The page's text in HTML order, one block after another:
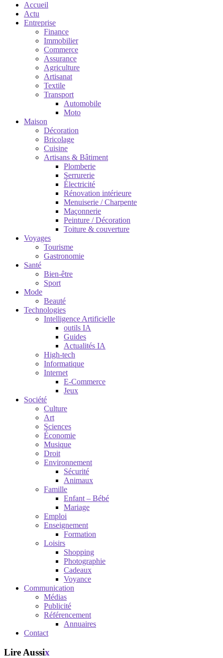
Accueil
Actu
Entreprise
Finance
Immobilier
Commerce
Assurance
Agriculture
Artisanat
Textile
Transport
Automobile
Moto
Maison
Décoration
Bricolage
Cuisine
Artisans & Bâtiment
Plomberie
Serrurerie
Électricité
Rénovation intérieure
Menuiserie / Charpente
Maçonnerie
Peinture / Décoration
Toiture & couverture
Voyages
Tourisme
Gastronomie
Santé
Bien-être
Sport
Mode
Beauté
Technologies
Intelligence Artificielle
outils IA
Guides
Actualités IA
High-tech
Informatique
Internet
E-Commerce
Jeux
Société
Culture
Art
Sciences
Économie
Musique
Droit
Environnement
Sécurité
Animaux
Famille
Enfant – Bébé
Mariage
Emploi
Enseignement
Formation
Loisirs
Shopping
Photographie
Cadeaux
Voyance
Communication
Médias
Publicité
Référencement
Annuaires
Contact
Lire Aussix